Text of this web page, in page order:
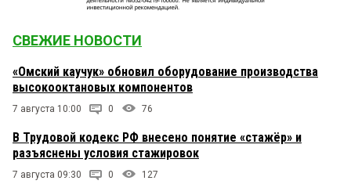
СВЕЖИЕ НОВОСТИ
«Омский каучук» обновил оборудование производства
высокооктановых компонентов
7 августа 10:00 0 76
В Трудовой кодекс РФ внесено понятие «стажёр» и
разъяснены условия стажировок
7 августа 09:30 0 127